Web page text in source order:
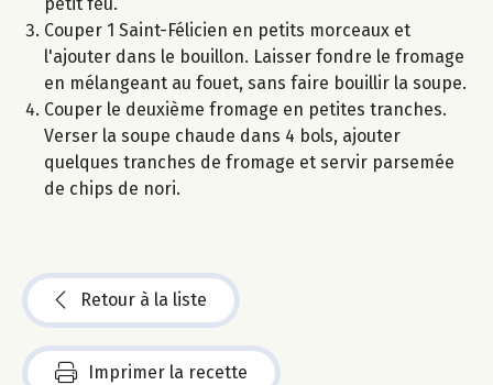
Couper 1 Saint-Félicien en petits morceaux et
l'ajouter dans le bouillon. Laisser fondre le fromage
en mélangeant au fouet, sans faire bouillir la soupe.
Couper le deuxième fromage en petites tranches.
Verser la soupe chaude dans 4 bols, ajouter
quelques tranches de fromage et servir parsemée
de chips de nori.
Retour à la liste
Imprimer la recette